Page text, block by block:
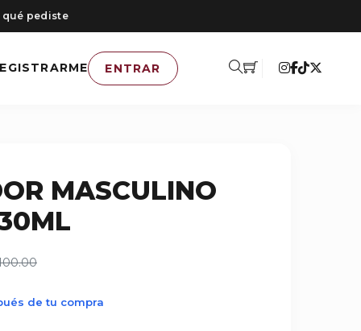
pediste
ENTRAR
MASCULINO
de tu compra